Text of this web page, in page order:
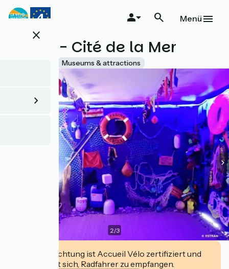
Direkt
zum
close
Menü
Estran - Cité de la Mer
Museums & attractions
2/3
Diese Einrichtung ist Accueil Vélo zertifiziert und
verpflichtet sich, Radfahrer zu empfangen.